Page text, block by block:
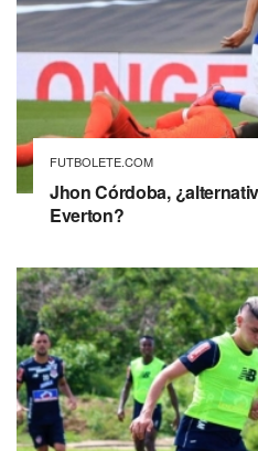
FUTBOLETE.COM
Jhon Córdoba,
Everton?